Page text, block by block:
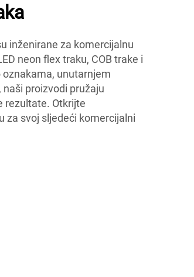
inženirane za komercijalnu
neon flex traku, COB trake i
oznakama, unutarnjem
proizvodi pružaju
rezultate. Otkrijte
za svoj sljedeći komercijalni